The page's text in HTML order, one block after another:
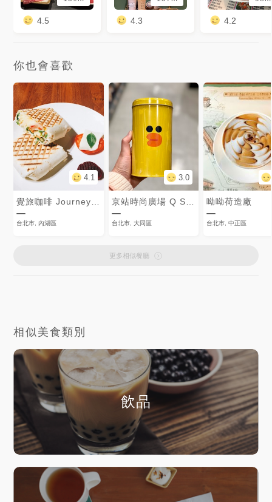
4.5 4.3 4.2
你也會喜歡
4.1
覺旅咖啡 JourneyKaffe
台北市, 內湖區
3.0
京站時尚廣場 Q Square
台北市, 大同區
呦呦荷造廠
台北市, 中正區
更多相似餐廳
相似美食類別
飲品